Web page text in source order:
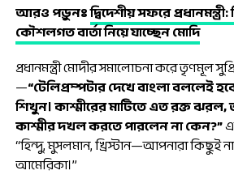
আরও পড়ুনঃদ্বিদেশীয় সফরে প্রধানমন্ত্রী:
কৌশলগত বার্তা নিয়ে যাচ্ছেন মোদি
প্রধানমন্ত্রী মোদীর সমালোচনা করে তৃণমূল
—“টেলিপ্রম্পটার দেখে বাংলা বললেই
শিখুন। কাশ্মীরের মাটিতে এত রক্ত
কাশ্মীর দখল করতে পারলেন না কেন?”
“হিন্দু, মুসলমান, খ্রিস্টান—আপনারা কিছুই
আমেরিকা।”